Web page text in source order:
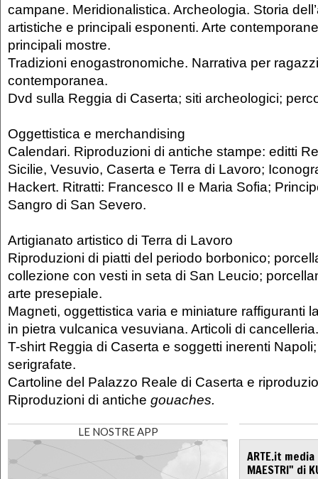
campane. Meridionalistica. Archeologia. Storia
artistiche e principali esponenti. Arte
principali mostre.
Tradizioni enogastronomiche. Narrativa per
contemporanea.
Dvd sulla Reggia di Caserta; siti archeologici;
Oggettistica e merchandising
Calendari. Riproduzioni di antiche stampe: editti
Sicilie, Vesuvio, Caserta e Terra di Lavoro;
Hackert. Ritratti: Francesco II e Maria Sofia;
Sangro di San Severo.
Artigianato artistico di Terra di Lavoro
Riproduzioni di piatti del periodo borbonico;
collezione con vesti in seta di San Leucio;
arte presepiale.
Magneti, oggettistica varia e miniature raffiguranti
in pietra vulcanica vesuviana. Articoli di cancelleria.
T-shirt Reggia di Caserta e soggetti inerenti
serigrafate.
Cartoline del Palazzo Reale di Caserta e
Riproduzioni di antiche gouaches.
LE NOSTRE APP
ARTE.it
MAESTRI" di